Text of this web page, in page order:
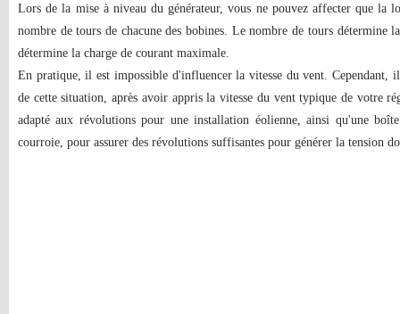
Lors de la mise à niveau du générateur, vous ne pouvez affecter que la
nombre de tours de chacune des bobines. Le nombre de tours détermine
détermine la charge de courant maximale.
En pratique, il est impossible d'influencer la vitesse du vent. Cependant,
de cette situation, après avoir appris la vitesse du vent typique de votre
adapté aux révolutions pour une installation éolienne, ainsi qu'une
courroie, pour assurer des révolutions suffisantes pour générer la tension